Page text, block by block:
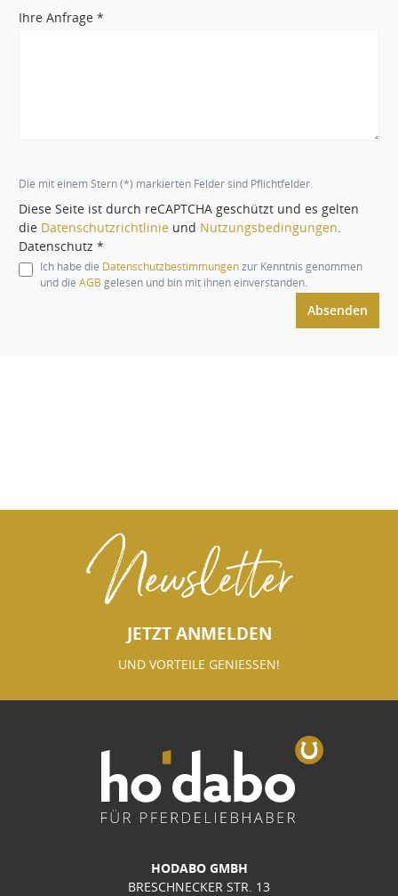
Ihre Anfrage *
Die mit einem Stern (*) markierten Felder sind Pflichtfelder.
Diese Seite ist durch reCAPTCHA geschützt und es gelten
die Datenschutzrichtlinie und Nutzungsbedingungen
Datenschutz *
Ich habe die Datenschutzbestimmungenzur Kenntnis genommen
und die AGB gelesen und bin mit ihnen einverstanden.
Absenden
Newsletter
JETZT ANMELDEN
UND VORTEILE GENIESSEN!
HODABO GMBH
BRESCHNECKER STR. 13